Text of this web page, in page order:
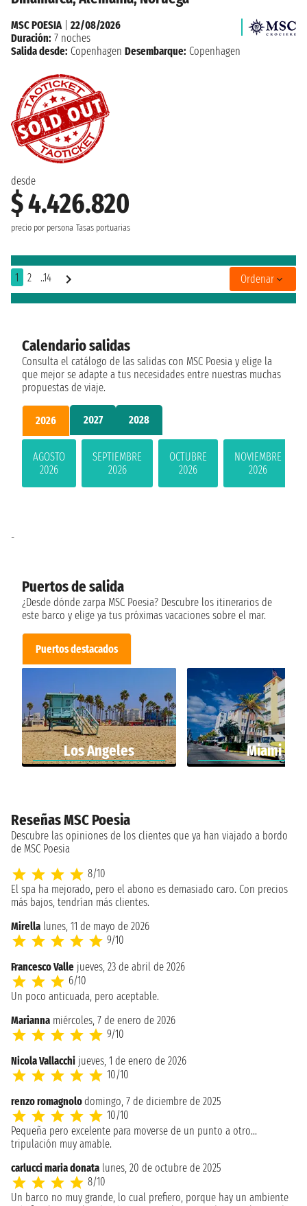
desde
$ 4.426.820
precio por persona Tasas portuarias
MSC POESIA
22/08/2026
Duración: 7 noches
Salida desde: Copenhagen Desembarque: Copenhagen
1 2 ..14 Ordenar
Calendario salidas
Consulta el catálogo de las salidas con MSC Poesia y elige la
que mejor se adapte a tus necesidades entre nuestras muchas
propuestas de viaje.
2026 2027 2028
AGOSTO
2026
SEPTIEMBRE
2026
OCTUBRE
2026
NOVIEMBRE
2026
Puertos de salida
¿Desde dónde zarpa MSC Poesia? Descubre los itinerarios de
este barco y elige ya tus próximas vacaciones sobre el mar.
Puertos destacados
Los Angeles Miami
-
Reseñas MSC Poesia
Descubre las opiniones de los clientes que ya han viajado a bordo
de MSC Poesia
8/10
El spa ha mejorado, pero el abono es demasiado caro. Con precios
más bajos, tendrían más clientes.
Mirella lunes, 11 de mayo de 2026
9/10
Francesco Valle jueves, 23 de abril de 2026
6/10
Un poco anticuada, pero aceptable.
Marianna miércoles, 7 de enero de 2026
9/10
Nicola Vallacchi jueves, 1 de enero de 2026
10/10
renzo romagnolodomingo, 7 de diciembre de 2025
10/10
Pequeña pero excelente para moverse de un punto a otro...
tripulación muy amable.
carlucci maria donata lunes, 20 de octubre de 2025
8/10
Un barco no muy grande, lo cual prefiero, porque hay un ambiente